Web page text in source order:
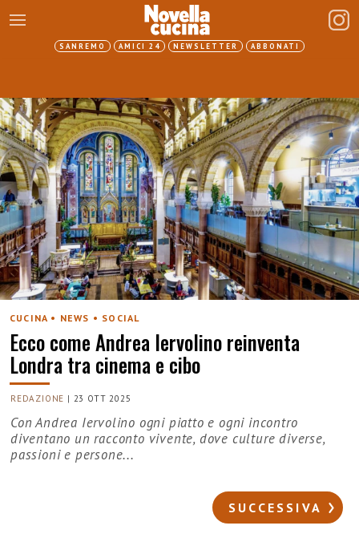
SANREMO AMICI 24 NEWSLETTER ABBONATI
CUCINA • NEWS • SOCIAL
Ecco come Andrea Iervolino reinventa
Londra tra cinema e cibo
REDAZIONE | 23 OTT 2025
Con Andrea Iervolino ogni piatto e ogni incontro
diventano un racconto vivente, dove culture diverse,
passioni e persone...
SUCCESSIVA